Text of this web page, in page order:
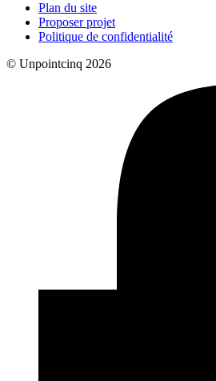
Plan du site
Proposer projet
Politique de confidentialité
© Unpointcinq 2026